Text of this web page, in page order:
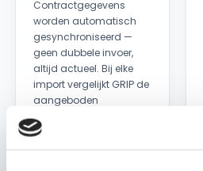
Contractgegevens
worden automatisch
gesynchroniseerd —
geen dubbele invoer,
altijd actueel. Bij elke
import vergelijkt GRIP de
aangeboden
contracten met wat er
al in uw omgeving
staat: contracten die er